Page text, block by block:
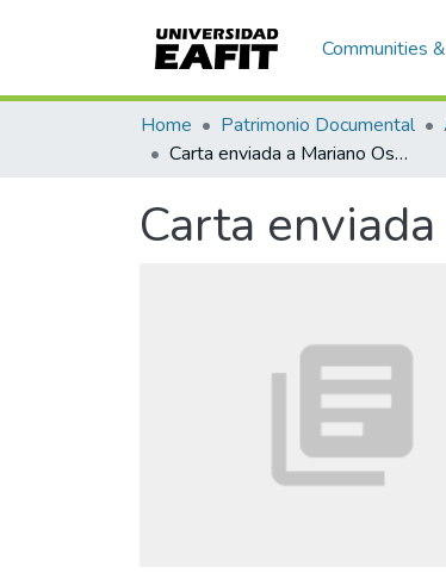
Communities
Home Patrimonio Documental
Carta enviada a Mariano Ospina Rodríguez
Carta